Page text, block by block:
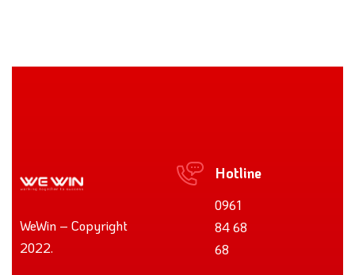
WeWin – Copyright
2022.
Hotline
0961
84 68
68